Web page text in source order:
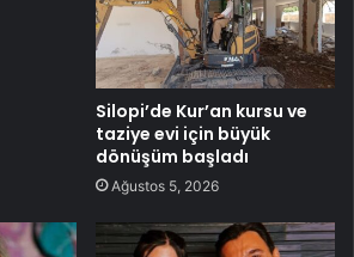
Silopi’de Kur’an kursu ve
taziye evi için büyük
dönüşüm başladı
Ağustos 5, 2026